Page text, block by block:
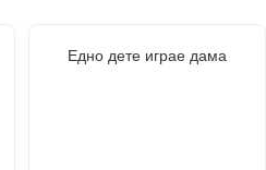
Едно дете играе дама